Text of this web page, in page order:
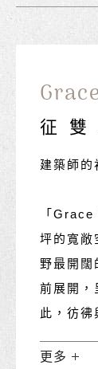
征
建築師的
「
坪的寬敞
野最開闊
前展開，
此，彷彿
更多